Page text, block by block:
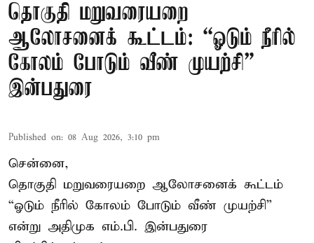
தொகுதி மறுவரையறை
ஆலோசனைக் கூட்டம்: “ஓடும் நீரில்
கோலம் போடும் வீண் முயற்சி” –
இன்பதுரை
Published on: 08 Aug 2026, 3:10 pm
சென்னை,
தொகுதி மறுவரையறை ஆலோசனைக் கூட்டம்
“ஓடும் நீரில் கோலம் போடும் வீண் முயற்சி”
என்று அதிமுக எம்.பி. இன்பதுரை